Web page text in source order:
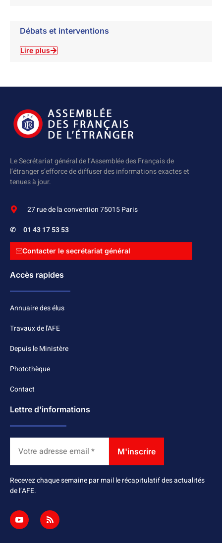
Débats et interventions
Lire plus
Le Secrétariat général de l’Assemblée des Français de
l’étranger s’efforce de diffuser des informations exactes et
tenues à jour.
27 rue de la convention 75015 Paris
✆ 01 43 17 53 53
Contacter le secrétariat général
Accès rapides
Annuaire des élus
Travaux de l'AFE
Depuis le Ministère
Photothèque
Contact
Lettre d'informations
Recevez chaque semaine par mail le récapitulatif des actualités
de l’AFE.